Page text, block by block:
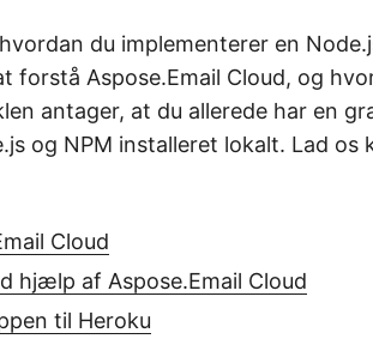
du implementerer en
forstå Aspose.Email Cloud, og
antager, at du allerede har en
og NPM installeret lokalt. Lad os
Cloud
hjælp af Aspose.Email Cloud
til Heroku